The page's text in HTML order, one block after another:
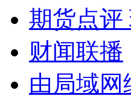
期货点评
财闻联播
由局域